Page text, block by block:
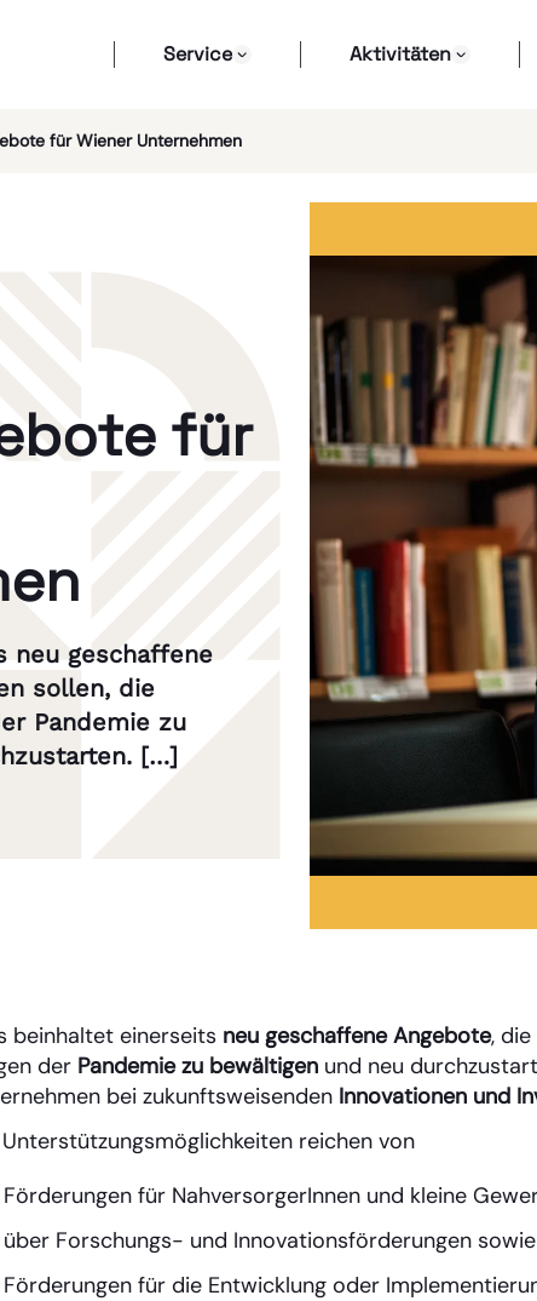
Service Aktivitäten
für Wiener Unternehmen
für
neu geschaffene
sollen, die
Pandemie zu
[…]
beinhaltet einerseits neu geschaffene Angebote,
der Pandemie zu bewältigen und neu
bei zukunftsweisenden Innovationen und
Unterstützungsmöglichkeiten reichen von
Förderungen für NahversorgerInnen und kleine
über Forschungs- und Innovationsförderungen sowie
Förderungen für die Entwicklung oder